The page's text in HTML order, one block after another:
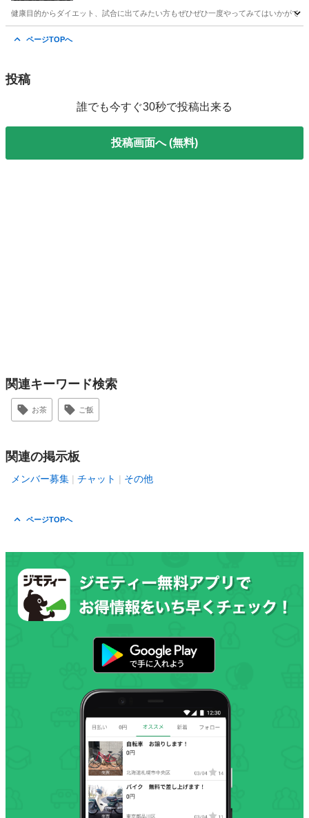
健康目的からダイエット、試合に出てみたい方もぜひぜひ一度やってみてはいかがで
ページTOPへ
投稿
誰でも今すぐ30秒で投稿出来る
投稿画面へ (無料)
関連キーワード検索
お茶 ご飯
関連の掲示板
メンバー募集 チャット その他
ページTOPへ